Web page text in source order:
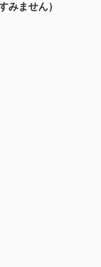
みません）